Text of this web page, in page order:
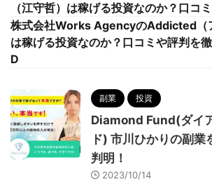
（江守哲）は稼げる投資なのか？口コ
株式会社Works AgencyのAddicted（
は稼げる投資なのか？口コミや評判を
D
副業 投資
Diamond Fund(ダイ
ド) 市川ひかりの副業
判明！
2023/10/14